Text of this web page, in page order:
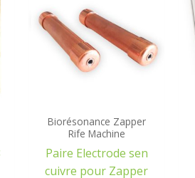
Biorésonance Zapper
Rife Machine
Paire Electrode sen
cuivre pour Zapper